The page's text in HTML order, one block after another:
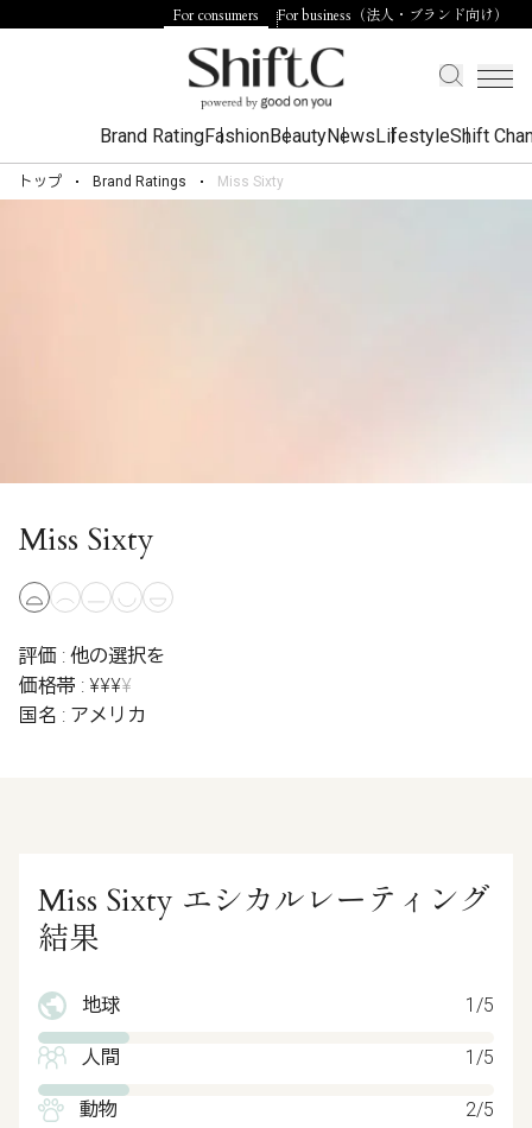
For consumers For business（法人・ブランド向け）
Brand RatingFashionBeautyNewsLifestyleShift
トップ Brand Ratings Miss Sixty
Miss Sixty
評価 : 他の選択を
価格帯 : ¥¥¥¥
国名 : アメリカ
Miss Sixty エシカルレーティング
結果
地球 1/5
人間 1/5
動物 2/5